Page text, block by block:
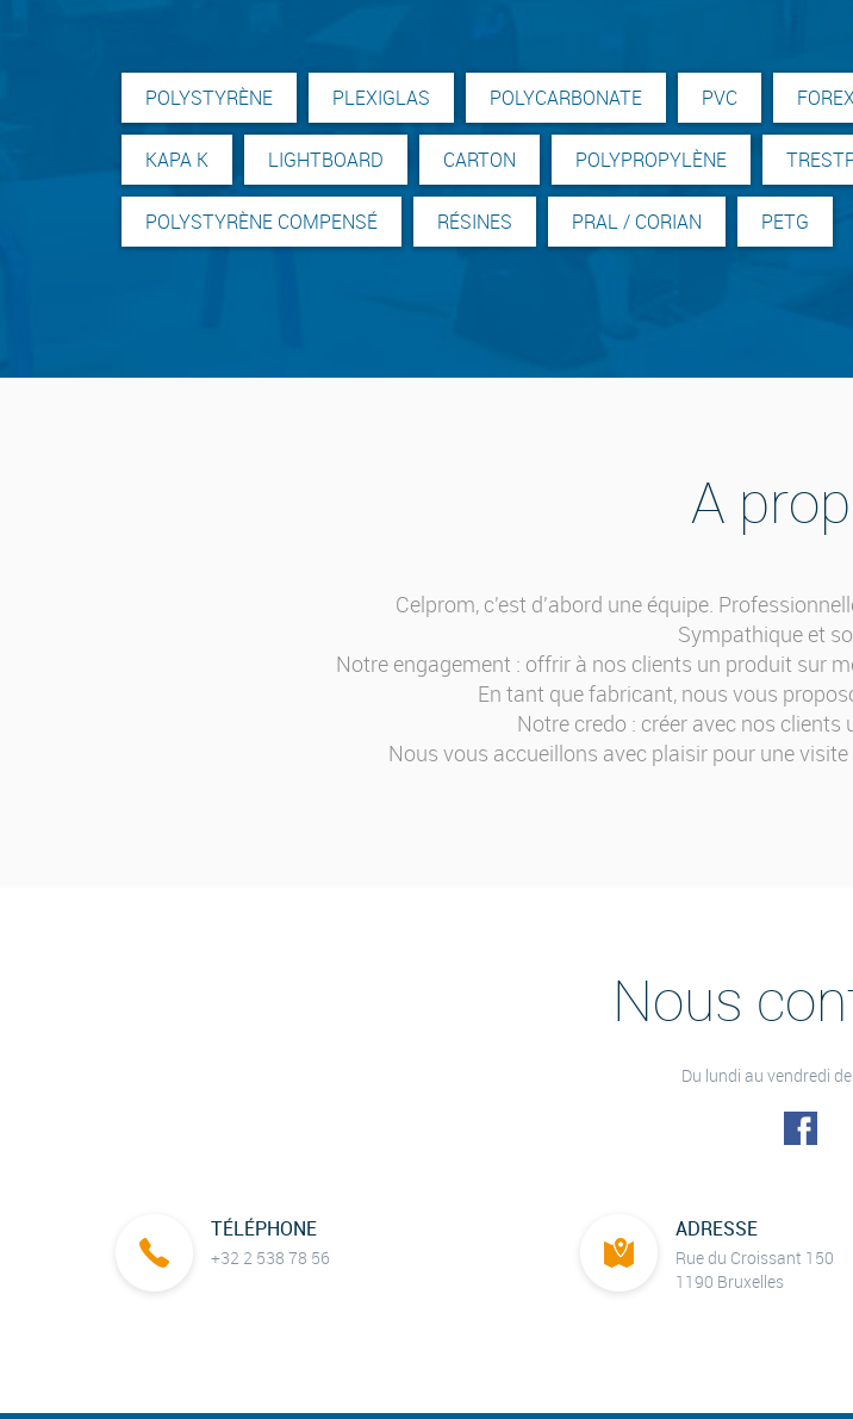
POLYSTYRÈNE PLEXIGLAS POLYCARBONATE PVC
KAPA K LIGHTBOARD CARTON POLYPROPYLÈNE
POLYSTYRÈNE COMPENSÉ RÉSINES PRAL / CORIAN PETG
A
Celprom, c'est d'abord une équipe.
Sympathique et
Notre engagement : offrir à nos clients un produit sur
En tant que fabricant, nous vous
Notre credo : créer avec nos clients
Nous vous accueillons avec plaisir pour une
Nous
Du lundi au vendredi
TÉLÉPHONE
+32 2 538 78 56
ADRESSE
Rue du Croissant 150
1190 Bruxelles